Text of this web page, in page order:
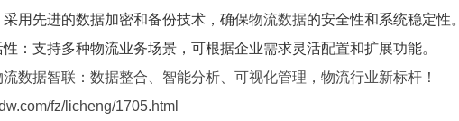
用先进的数据加密和备份技术，确保物流数据的安全性和系统稳定性。
：支持多种物流业务场景，可根据企业需求灵活配置和扩展功能。
数据智联：数据整合、智能分析、可视化管理，物流行业新标杆！
fz/licheng/1705.html